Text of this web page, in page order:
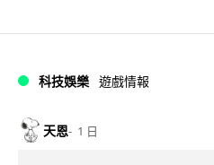
科技娛樂 遊戲情報
天恩 1 日